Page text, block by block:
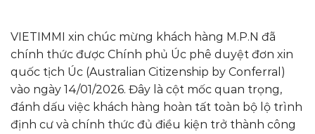
VIETIMMI xin chúc mừng khách hàng M.P.N đã
chính thức được Chính phủ Úc phê duyệt đơn xin
quốc tịch Úc (Australian Citizenship by Conferral)
vào ngày 14/01/2026. Đây là cột mốc quan trọng,
đánh dấu việc khách hàng hoàn tất toàn bộ lộ trình
định cư và chính thức đủ điều kiện trở thành công